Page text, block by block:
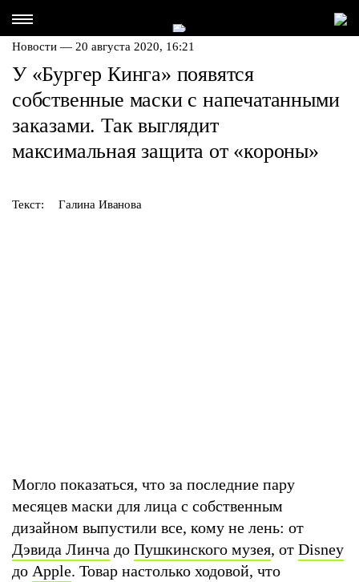
Новости — 20 августа 2020, 16:21
У «Бургер Кинга» появятся
собственные маски с напечатанными
заказами. Так выглядит
максимальная защита от «короны»
Текст: Галина Иванова
Могло показаться, что за последние пару
месяцев маски для лица с собственным
дизайном выпустили все, кому не лень: от
Дэвида Линча до Пушкинского музея, от Disney
до Apple. Товар настолько ходовой, что